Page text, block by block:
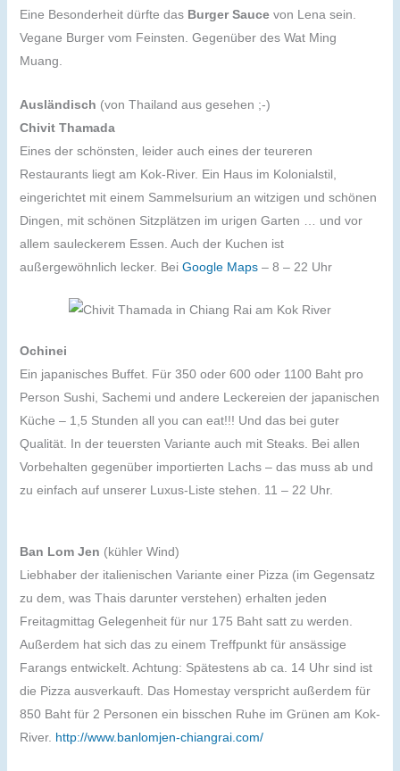
Eine Besonderheit dürfte das Burger Sauce von Lena sein.
Vegane Burger vom Feinsten. Gegenüber des Wat Ming
Muang.
Ausländisch (von Thailand aus gesehen ;-)
Chivit Thamada
Eines der schönsten, leider auch eines der teureren
Restaurants liegt am Kok-River. Ein Haus im Kolonialstil,
eingerichtet mit einem Sammelsurium an witzigen und schönen
Dingen, mit schönen Sitzplätzen im urigen Garten … und vor
allem sauleckerem Essen. Auch der Kuchen ist
außergewöhnlich lecker. Bei Google Maps– 8 – 22 Uhr
Ochinei
Ein japanisches Buffet. Für 350 oder 600 oder 1100 Baht pro
Person Sushi, Sachemi und andere Leckereien der japanischen
Küche – 1,5 Stunden all you can eat!!! Und das bei guter
Qualität. In der teuersten Variante auch mit Steaks. Bei allen
Vorbehalten gegenüber importierten Lachs – das muss ab und
zu einfach auf unserer Luxus-Liste stehen. 11 – 22 Uhr.
Ban Lom Jen (kühler Wind)
Liebhaber der italienischen Variante einer Pizza (im Gegensatz
zu dem, was Thais darunter verstehen) erhalten jeden
Freitagmittag Gelegenheit für nur 175 Baht satt zu werden.
Außerdem hat sich das zu einem Treffpunkt für ansässige
Farangs entwickelt. Achtung: Spätestens ab ca. 14 Uhr sind ist
die Pizza ausverkauft. Das Homestay verspricht außerdem für
850 Baht für 2 Personen ein bisschen Ruhe im Grünen am Kok-
River. http://www.banlomjen-chiangrai.com/